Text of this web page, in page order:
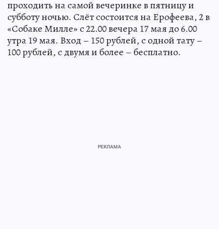
проходить на самой вечеринке в пятницу и
субботу ночью. Слёт состоится на Ерофеева, 2 в
«Собаке Милле» с 22.00 вечера 17 мая до 6.00
утра 19 мая. Вход – 150 рублей, с одной тату –
100 рублей, с двумя и более – бесплатно.